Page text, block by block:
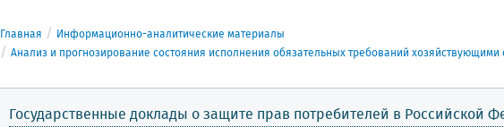
Главная
Информационно-аналитические материалы
Анализ и прогнозирование состояния исполнения обязательных требований хозяйствующими
Государственные доклады о защите прав потребителей в Российской